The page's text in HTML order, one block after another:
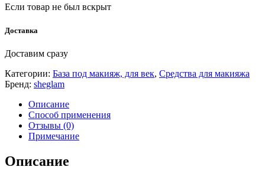
Если товар не был вскрыт
Доставка
Доставим сразу
Категории: База под макияж, для век, Средства для макияжа
Бренд: sheglam
Описание
Способ применения
Отзывы (0)
Примечание
Описание